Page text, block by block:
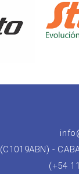
-
(+54